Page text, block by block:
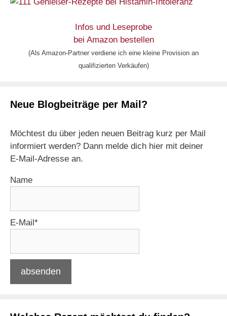
Infos und Leseprobe
bei Amazon bestellen
(Als Amazon-Partner verdiene ich eine kleine Provision an
qualifizierten Verkäufen)
Neue Blogbeiträge per Mail?
Möchtest du über jeden neuen Beitrag kurz per Mail
informiert werden? Dann melde dich hier mit deiner
E-Mail-Adresse an.
Name
E-Mail*